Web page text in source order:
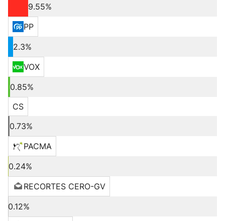
9.55%
PP
2.3%
VOX
0.85%
CS
0.73%
PACMA
0.24%
RECORTES CERO-GV
0.12%